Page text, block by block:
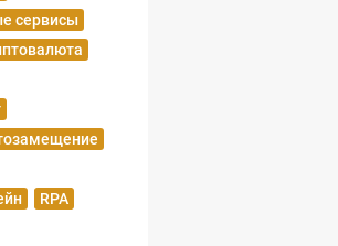
сервисы
RPA